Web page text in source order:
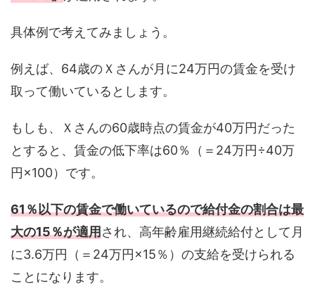
具体例で考えてみましょう。
例えば、64歳のＸさんが月に24万円の賃金を受け
取って働いているとします。
もしも、Ｘさんの60歳時点の賃金が40万円だった
とすると、賃金の低下率は60％（＝24万円÷40万
円×100）です。
61％以下の賃金で働いているので給付金の割合は最
大の15％が適用され、高年齢雇用継続給付として月
に3.6万円（＝24万円×15％）の支給を受けられる
ことになります。